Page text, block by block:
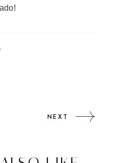
NEXT